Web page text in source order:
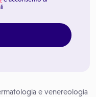
e venereologia